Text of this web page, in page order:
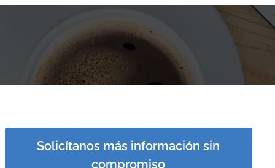
Solicítanos más información sin
compromiso